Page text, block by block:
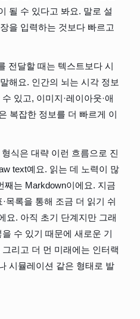
될 수 있다고 봐요. 말로 설
을 입력하는 것보다 빠르고
전달할 때는 텍스트보다 시
해요. 인간의 뇌는 시각 정보
있고, 이미지·레이아웃·애
복잡한 정보를 더 빠르게 이
식은 대략 이런 흐름으로 진
text예요. 읽는 데 노력이 많
째는 Markdown이에요. 지금
목록을 통해 조금 더 읽기 쉬
요. 아직 초기 단계지만 그래
수 있기 때문에 새로운 기
리고 더 먼 미래에는 인터랙
시뮬레이션 같은 형태로 발